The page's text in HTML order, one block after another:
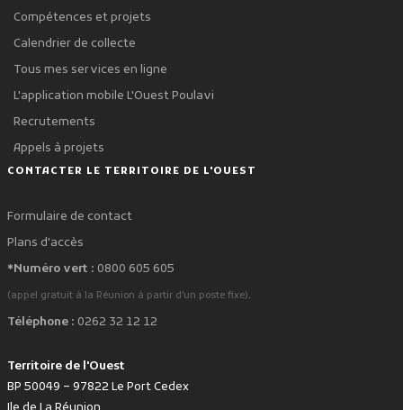
Compétences et projets
Calendrier de collecte
Tous mes services en ligne
L'application mobile L'Ouest Poulavi
Recrutements
Appels à projets
CONTACTER LE TERRITOIRE DE L'OUEST
Formulaire de contact
Plans d'accès
*Numéro vert : 0800 605 605
(appel gratuit à la Réunion à partir d'un poste fixe).
Téléphone : 0262 32 12 12
Territoire de l'Ouest
BP 50049 – 97822 Le Port Cedex